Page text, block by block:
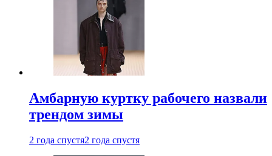
Амбарную куртку рабочего назвали
трендом зимы
2 года спустя2 года спустя